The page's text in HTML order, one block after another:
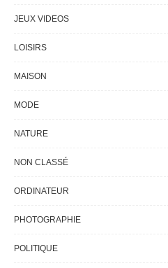
JEUX VIDEOS
LOISIRS
MAISON
MODE
NATURE
NON CLASSÉ
ORDINATEUR
PHOTOGRAPHIE
POLITIQUE